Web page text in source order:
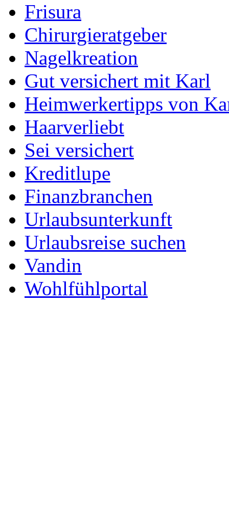
Frisura
Chirurgieratgeber
Nagelkreation
Gut versichert mit Karl
Heimwerkertipps von
Haarverliebt
Sei versichert
Kreditlupe
Finanzbranchen
Urlaubsunterkunft
Urlaubsreise suchen
Vandin
Wohlfühlportal